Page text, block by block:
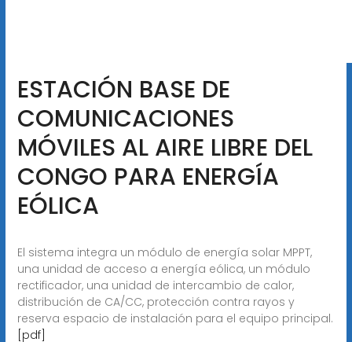
ESTACIÓN BASE DE
COMUNICACIONES
MÓVILES AL AIRE LIBRE DEL
CONGO PARA ENERGÍA
EÓLICA
El sistema integra un módulo de energía solar MPPT,
una unidad de acceso a energía eólica, un módulo
rectificador, una unidad de intercambio de calor,
distribución de CA/CC, protección contra rayos y
reserva espacio de instalación para el equipo principal.
[pdf]